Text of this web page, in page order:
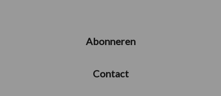
Abonneren
Contact